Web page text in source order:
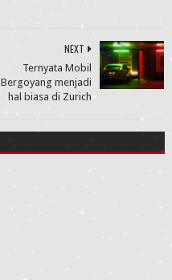
NEXT
Ternyata Mobil
Bergoyang menjadi
hal biasa di Zurich